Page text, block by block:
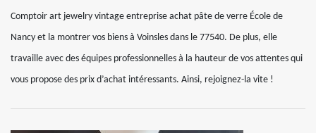
Comptoir art jewelry vintage entreprise achat pâte de verre École de
Nancy et la montrer vos biens à Voinsles dans le 77540. De plus, elle
travaille avec des équipes professionnelles à la hauteur de vos attentes qui
vous propose des prix d’achat intéressants. Ainsi, rejoignez-la vite !